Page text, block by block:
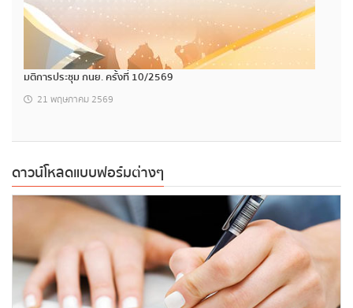
มติการประชุม กนย. ครั้งที่ 10/2569
21 พฤษภาคม 2569
ดาวน์โหลดแบบฟอร์มต่างๆ